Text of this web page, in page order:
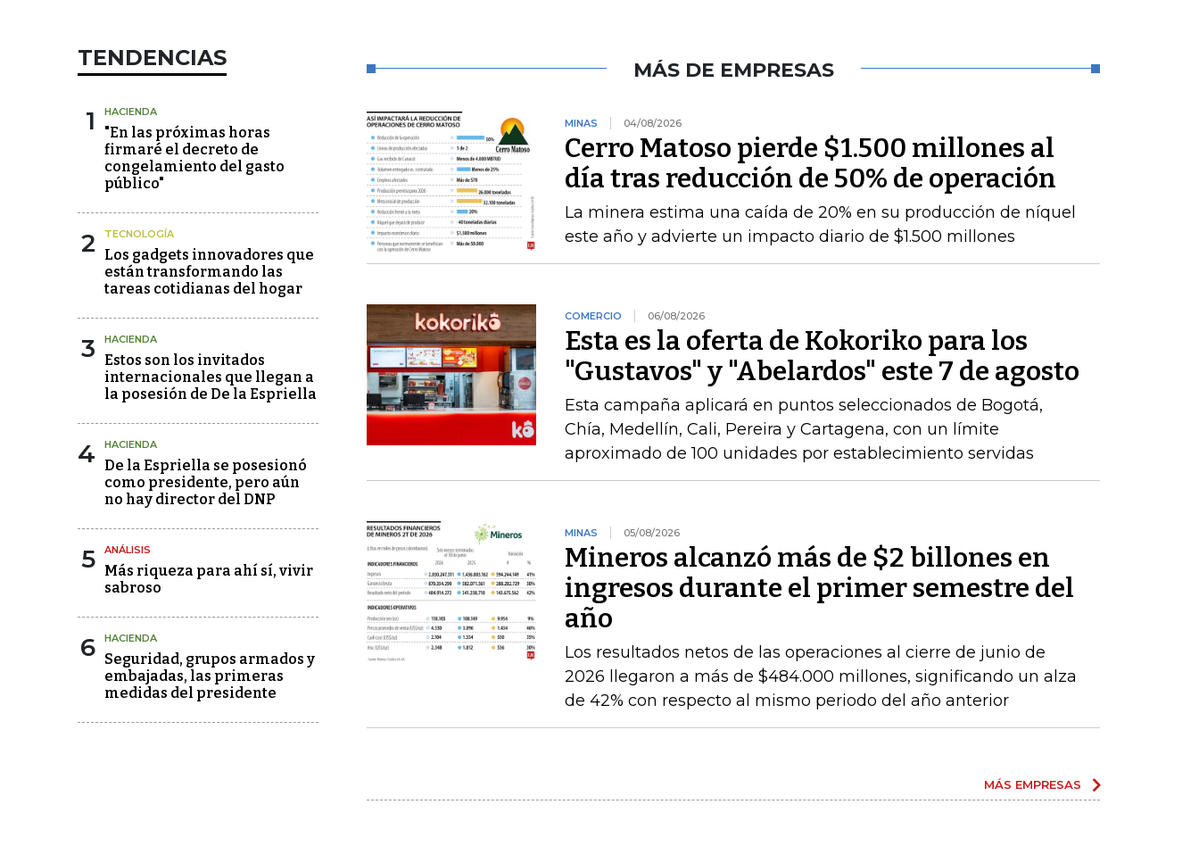
TENDENCIAS
1 HACIENDA
"En las próximas horas
firmaré el decreto de
congelamiento del gasto
público"
2 TECNOLOGÍA
Los gadgets innovadores que
están transformando las
tareas cotidianas del hogar
3 HACIENDA
Estos son los invitados
internacionales que llegan a
la posesión de De la Espriella
4 HACIENDA
De la Espriella se posesionó
como presidente, pero aún
no hay director del DNP
5 ANÁLISIS
Más riqueza para ahí sí, vivir
sabroso
6 HACIENDA
Seguridad, grupos armados y
embajadas, las primeras
medidas del presidente
MÁS DE EMPRESAS
MINAS 04/08/2026
Cerro Matoso pierde $1.500 millones al
día tras reducción de 50% de operación
La minera estima una caída de 20% en su producción de níquel
este año y advierte un impacto diario de $1.500 millones
COMERCIO 06/08/2026
Esta es la oferta de Kokoriko para los
"Gustavos" y "Abelardos" este 7 de agosto
Esta campaña aplicará en puntos seleccionados de Bogotá,
Chía, Medellín, Cali, Pereira y Cartagena, con un límite
aproximado de 100 unidades por establecimiento servidas
MINAS 05/08/2026
Mineros alcanzó más de $2 billones en
ingresos durante el primer semestre del
año
Los resultados netos de las operaciones al cierre de junio de
2026 llegaron a más de $484.000 millones, significando un alza
de 42% con respecto al mismo periodo del año anterior
MÁS EMPRESAS